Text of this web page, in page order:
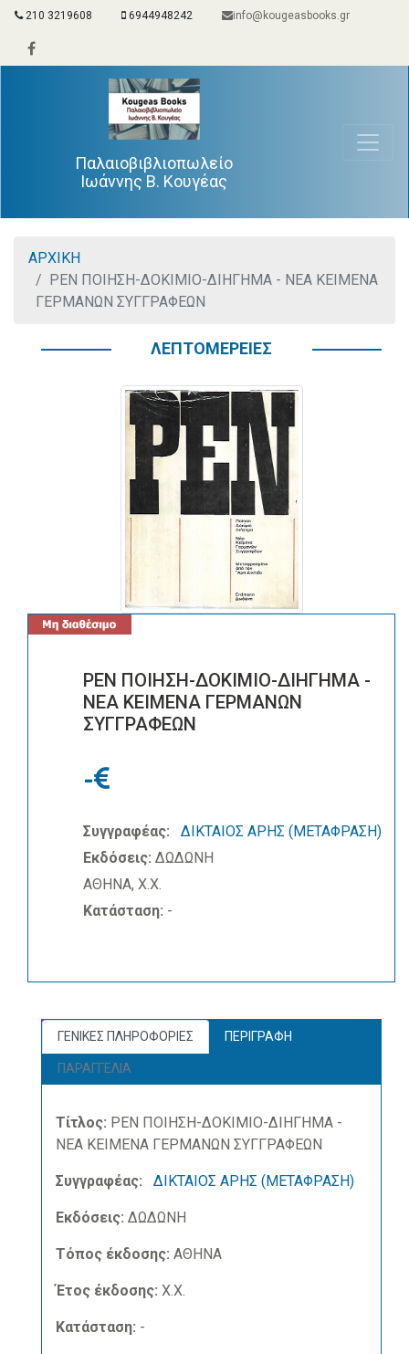
210 3219608 6944948242 info@kougeasbooks.gr
Παλαιοβιβλιοπωλείο
Ιωάννης Β. Κουγέας
ΑΡΧΙΚΗ
ΡΕΝ ΠΟΙΗΣΗ-ΔΟΚΙΜΙΟ-ΔΙΗΓΗΜΑ - ΝΕΑ ΚΕΙΜΕΝΑ
ΓΕΡΜΑΝΩΝ ΣΥΓΓΡΑΦΕΩΝ
ΛΕΠΤΟΜΕΡΕΙΕΣ
ΡΕΝ ΠΟΙΗΣΗ-ΔΟΚΙΜΙΟ-ΔΙΗΓΗΜΑ -
ΝΕΑ ΚΕΙΜΕΝΑ ΓΕΡΜΑΝΩΝ
ΣΥΓΓΡΑΦΕΩΝ
-
Συγγραφέας:
ΔΙΚΤΑΙΟΣ ΑΡΗΣ (ΜΕΤΑΦΡΑΣΗ)
Εκδόσεις: ΔΩΔΩΝΗ
ΑΘΗΝΑ, Χ.Χ.
Κατάσταση: -
ΓΕΝΙΚΕΣ ΠΛΗΡΟΦΟΡΙΕΣ ΠΕΡΙΓΡΑΦΗ
ΠΑΡΑΓΓΕΛΙΑ
Τίτλος: ΡΕΝ ΠΟΙΗΣΗ-ΔΟΚΙΜΙΟ-ΔΙΗΓΗΜΑ -
ΝΕΑ ΚΕΙΜΕΝΑ ΓΕΡΜΑΝΩΝ ΣΥΓΓΡΑΦΕΩΝ
Συγγραφέας: ΔΙΚΤΑΙΟΣ ΑΡΗΣ (ΜΕΤΑΦΡΑΣΗ)
Εκδόσεις: ΔΩΔΩΝΗ
Τόπος έκδοσης: ΑΘΗΝΑ
Έτος έκδοσης: Χ.Χ.
Κατάσταση: -